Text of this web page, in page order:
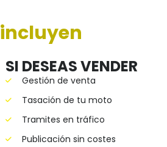
incluyen
SI DESEAS VENDER
Gestión de venta
Tasación de tu moto
Tramites en tráfico
Publicación sin costes